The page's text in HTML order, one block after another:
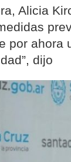
Alicia
por ahora
dijo